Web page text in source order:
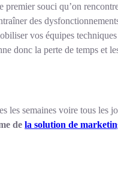
souci qu’on
des
vos équipes
donc la perte de temps et
semaines voire tous les
dela solution de